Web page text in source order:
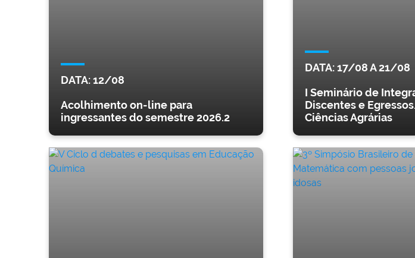
DATA:12/08
Acolhimento on-line para
ingressantes do semestre 2026.2
DATA:17/08A21/08
I Seminário de
Discentes e
Ciências Agrárias